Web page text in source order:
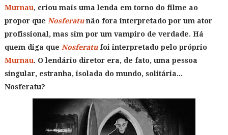
Murnau, criou mais uma lenda em torno do filme ao
propor que Nosferatunão fora interpretado por um ator
profissional, mas sim por um vampiro de verdade. Há
quem diga que Nosferatufoi interpretado pelo próprio
Murnau. O lendário diretor era, de fato, uma pessoa
singular, estranha, isolada do mundo, solitária...
Nosferatu?